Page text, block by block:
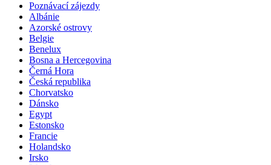
Poznávací zájezdy
Albánie
Azorské ostrovy
Belgie
Benelux
Bosna a Hercegovina
Černá Hora
Česká republika
Chorvatsko
Dánsko
Egypt
Estonsko
Francie
Holandsko
Irsko